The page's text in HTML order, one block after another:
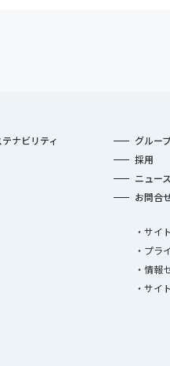
ナビリティ
グルー
採用
ニュース
お問合
サイ
プラ
情報
サイ